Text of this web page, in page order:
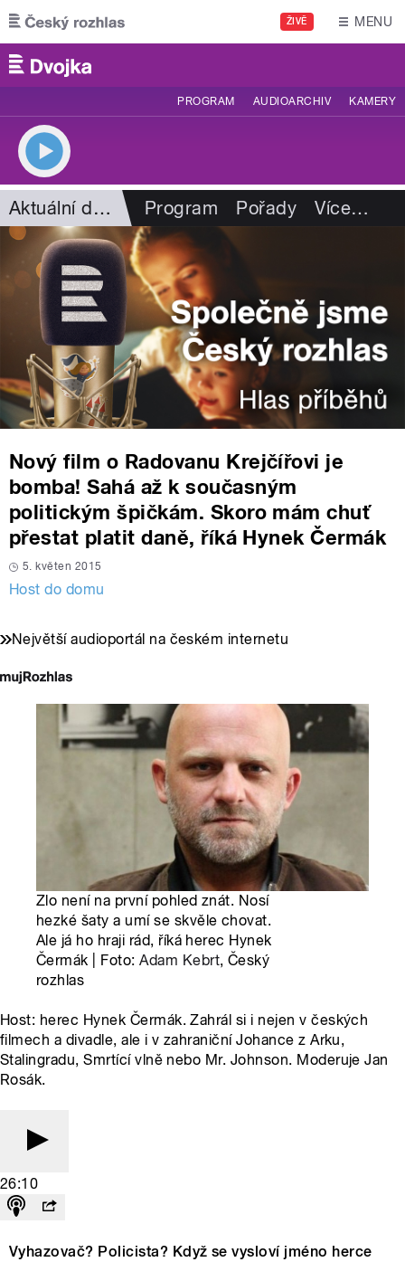
Přejít k hlavnímu obsahu
ŽIVĚ MENU
PROGRAM AUDIOARCHIV KAMERY
Aktuální dění Program Pořady Více…
Nový film o Radovanu Krejčířovi je
bomba! Sahá až k současným
politickým špičkám. Skoro mám chuť
přestat platit daně, říká Hynek Čermák
5. květen 2015
Host do domu
Největší audioportál na českém internetu
Zlo není na první pohled znát. Nosí
hezké šaty a umí se skvěle chovat.
Ale já ho hraji rád, říká herec Hynek
Čermák | Foto:Adam Kebrt, Český
rozhlas
Host: herec Hynek Čermák. Zahrál si i nejen v českých
filmech a divadle, ale i v zahraniční Johance z Arku,
Stalingradu, Smrtící vlně nebo Mr. Johnson. Moderuje Jan
Rosák.
26:10
Vyhazovač? Policista? Když se vysloví jméno herce